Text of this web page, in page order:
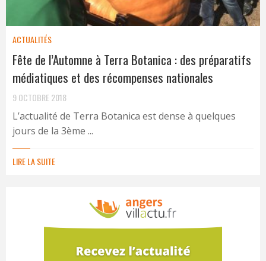
ACTUALITÉS
Fête de l’Automne à Terra Botanica : des préparatifs
médiatiques et des récompenses nationales
9 OCTOBRE 2018
L’actualité de Terra Botanica est dense à quelques
jours de la 3ème ...
LIRE LA SUITE